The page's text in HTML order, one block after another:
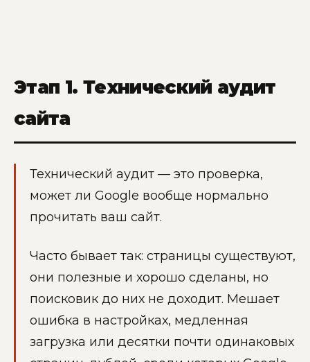
Этап 1. Технический аудит
сайта
Технический аудит — это проверка,
может ли Google вообще нормально
прочитать ваш сайт.
Часто бывает так: страницы существуют,
они полезные и хорошо сделаны, но
поисковик до них не доходит. Мешает
ошибка в настройках, медленная
загрузка или десятки почти одинаковых